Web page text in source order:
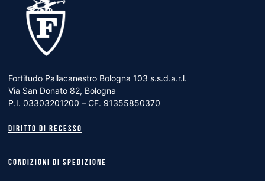
Fortitudo Pallacanestro Bologna 103 s.s.d.a.r.l.
Via San Donato 82, Bologna
P.I. 03303201200 – CF. 91355850370
Diritto di recesso
Condizioni di spedizione